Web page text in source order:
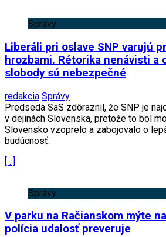
Správy
Liberáli pri oslave SNP varujú
hrozbami. Rétorika nenávisti a
slobody sú nebezpečné
redakcia Správy
Predseda SaS zdôraznil, že SNP je
v dejinách Slovenska, pretože to bol
Slovensko vzoprelo a zabojovalo o
budúcnosť.
[…]
Správy
V parku na Račianskom mýte
polícia udalosť preveruje